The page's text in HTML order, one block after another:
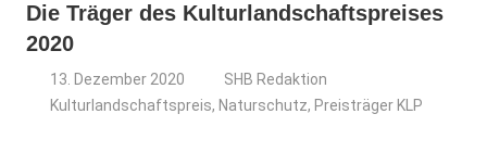
Die Träger des Kulturlandschaftspreises
2020
13. Dezember 2020
SHB Redaktion
Kulturlandschaftspreis, Naturschutz, Preisträger KLP